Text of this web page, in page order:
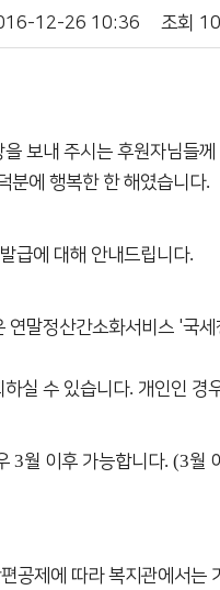
12-26 10:36 조회
보내 주시는 후원자님들
분에 행복한 한 해였습니다.
급에 대해 안내드립니다.
연말정산간소화서비스 '국
실 수 있습니다. 개인인 경
3월 이후 가능합니다. (3월
공제에 따라 복지관에서는